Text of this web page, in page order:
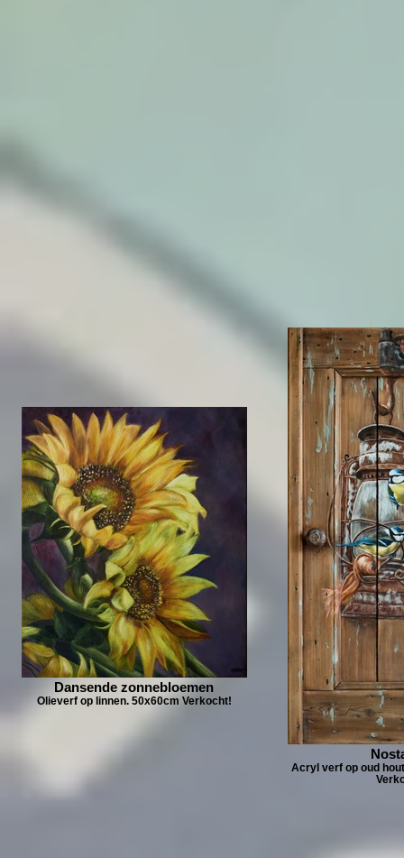
Dansende zonnebloemen
Olieverf op linnen. 50x60cm Verkocht!
Acryl verf op oud